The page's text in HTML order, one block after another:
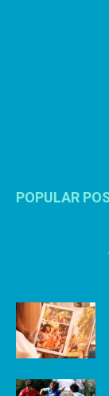
POPULAR